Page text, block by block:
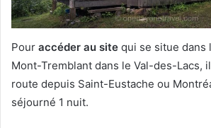
Pour accéder au site qui se situe dans
Mont-Tremblant dans le Val-des-Lacs,
route depuis Saint-Eustache ou
séjourné 1 nuit.